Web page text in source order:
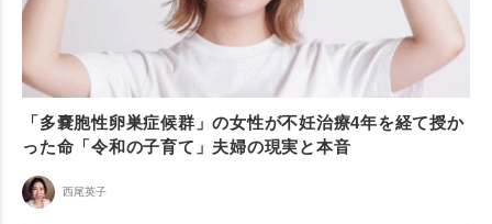
「多嚢胞性卵巣症候群」の女性が不妊治療4年を経て授か
った命「令和の子育て」夫婦の現実と本音
西尾英子